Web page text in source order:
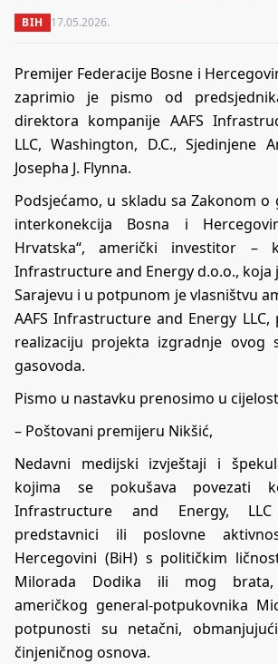
BIH 17.05.2026.
Premijer Federacije Bosne i
zaprimio je pismo od
direktora kompanije AAFS
LLC, Washington, D.C., Sjedinjene
Josepha J. Flynna.
Podsjećamo, u skladu sa Zakonom o
interkonekcija Bosna i
Hrvatska“, američki investitor –
Infrastructure and Energy d.o.o., koja
Sarajevu i u potpunom je vlasništvu
AAFS Infrastructure and Energy LLC,
realizaciju projekta izgradnje ovog
gasovoda.
Pismo u nastavku prenosimo u
– Poštovani premijeru Nikšić,
Nedavni medijski izvještaji i
kojima se pokušava povezati
Infrastructure and Energy,
predstavnici ili poslovne
Hercegovini (BiH) s političkim
Milorada Dodika ili mog brata,
američkog general-potpukovnika
potpunosti su netačni,
činjeničnog osnova.